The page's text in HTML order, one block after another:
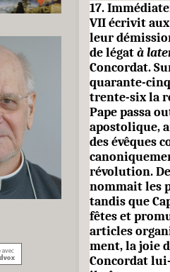
17.
VII écrivit
leur
de légatà
Concordat.
quarante-
trente-six la
Pape passa
apostolique,
des évêques
révolution.
nommait les
tandis que
fêtes et
articles
ment, la joie
Concordat